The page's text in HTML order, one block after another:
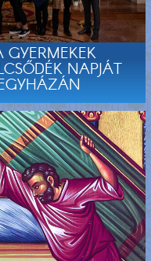
NAPJÁT